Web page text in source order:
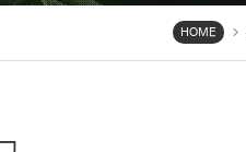
HOME chevron_right